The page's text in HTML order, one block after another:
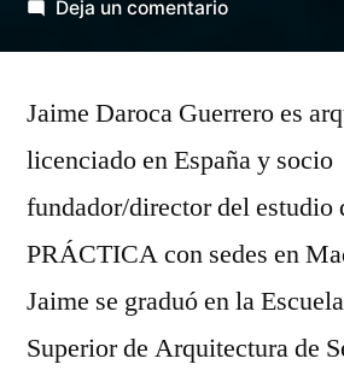
por
Deja un comentarioen
Jaime
Jaime Daroca Guerrero es
licenciado en España y socio
fundador/director del estudio
PRÁCTICA con sedes en
Jaime se graduó en la
Superior de Arquitectura de